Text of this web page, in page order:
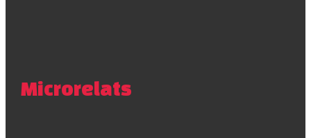
Microrelats